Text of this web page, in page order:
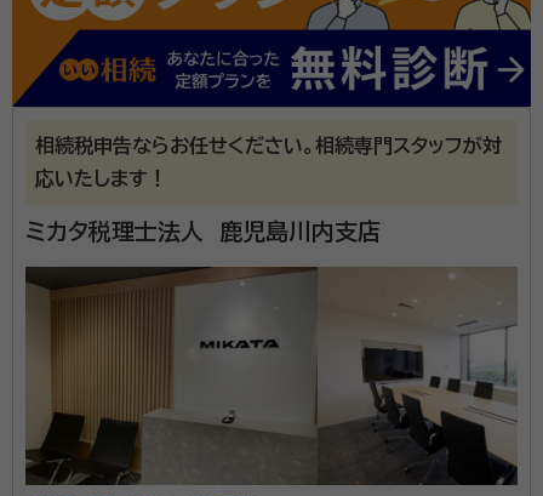
必要書類等をご連絡いただき、それに沿って資料をかき集めてネット経
由で提出しましたが、特に不具合もなくスムーズなやり取りでした。確定
申告の時期と重なりましたが、相続税専門スタッフがいるため特に支障
なく打合せを進めることができました。着手金の事前支払もなく良心的
所属団体：税理士 登録番号107533 南九州税理士会鹿児島支
部所属
相続税申告ならお任せください。相続専門スタッフが対
応いたします！
ミカタ税理士法人 鹿児島川内支店